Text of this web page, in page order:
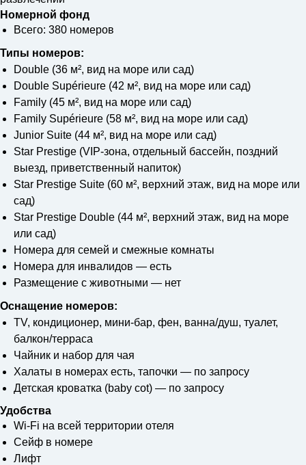
Номерной фонд
Всего: 380 номеров
Типы номеров:
Double (36 м², вид на море или сад)
Double Supérieure (42 м², вид на море или сад)
Family (45 м², вид на море или сад)
Family Supérieure (58 м², вид на море или сад)
Junior Suite (44 м², вид на море или сад)
Star Prestige (VIP-зона, отдельный бассейн, поздний
выезд, приветственный напиток)
Star Prestige Suite (60 м², верхний этаж, вид на море или
сад)
Star Prestige Double (44 м², верхний этаж, вид на море
или сад)
Номера для семей и смежные комнаты
Номера для инвалидов — есть
Размещение с животными — нет
Оснащение номеров:
TV, кондиционер, мини-бар, фен, ванна/душ, туалет,
балкон/терраса
Чайник и набор для чая
Халаты в номерах есть, тапочки — по запросу
Детская кроватка (baby cot) — по запросу
Удобства
Wi-Fi на всей территории отеля
Сейф в номере
Лифт